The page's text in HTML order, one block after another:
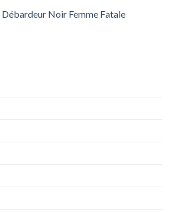
Débardeur Noir Femme Fatale